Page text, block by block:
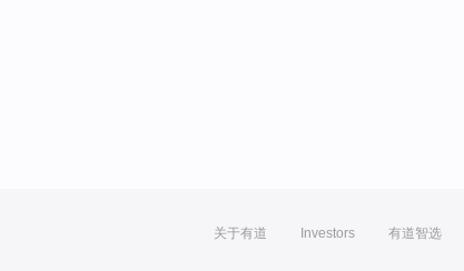
关于有道 Investors 有道智选